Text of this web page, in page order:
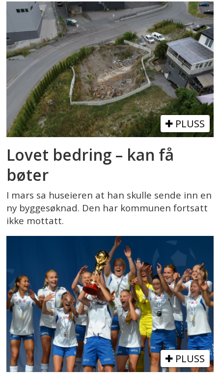
PLUSS
Lovet bedring – kan få
bøter
I mars sa huseieren at han skulle sende inn en
ny byggesøknad. Den har kommunen fortsatt
ikke mottatt.
PLUSS